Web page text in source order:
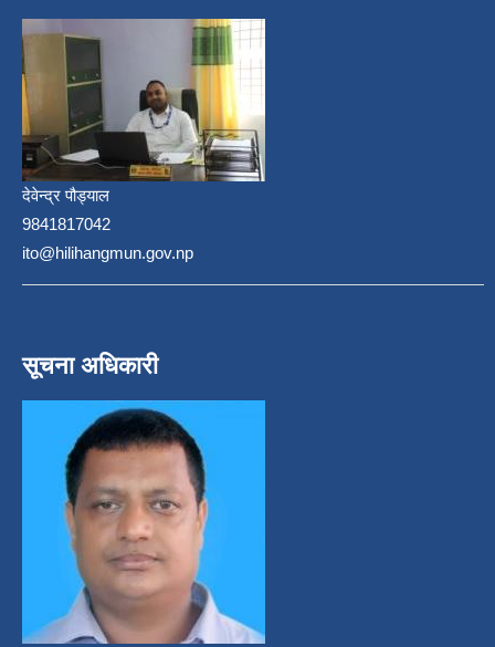
देवेन्द्र पौड्याल
9841817042
ito@hilihangmun.gov.np
सूचना अधिकारी